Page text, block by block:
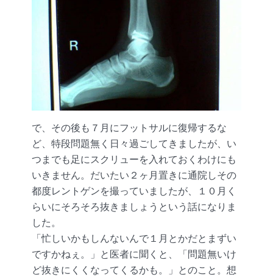
で、その後も７月にフットサルに復帰するな
ど、特段問題無く日々過ごしてきましたが、い
つまでも足にスクリューを入れておくわけにも
いきません。だいたい２ヶ月置きに通院しその
都度レントゲンを撮っていましたが、１０月く
らいにそろそろ抜きましょうという話になりま
した。
「忙しいかもしんないんで１月とかだとまずい
ですかねぇ。」と医者に聞くと、「問題無いけ
ど抜きにくくなってくるかも。」とのこと。想